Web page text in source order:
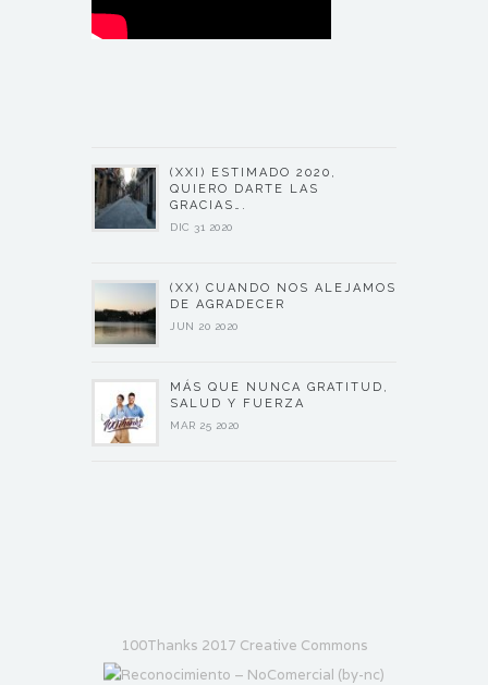
(XXI) ESTIMADO 2020,
QUIERO DARTE LAS
GRACIAS….
DIC 31 2020
(XX) CUANDO NOS ALEJAMOS
DE AGRADECER
JUN 20 2020
MÁS QUE NUNCA GRATITUD,
SALUD Y FUERZA
MAR 25 2020
100Thanks 2017 Creative Commons